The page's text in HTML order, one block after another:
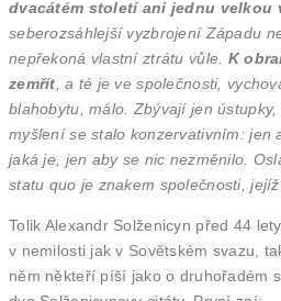
dvacátém století ani jednu velkou
seberozsáhlejší vyzbrojení Západu
nepřekoná vlastní ztrátu vůle. K
zemřít , a té je ve společnosti,
blahobytu, málo. Zbývají jen ústupky,
myšlení se stalo konzervativním: jen
jaká je, jen aby se nic nezměnilo.
statu quo je znakem společnosti,
Tolik Alexandr Solženicyn před 44
v nemilosti jak v Sovětském svazu,
něm někteří píší jako o druhořadém